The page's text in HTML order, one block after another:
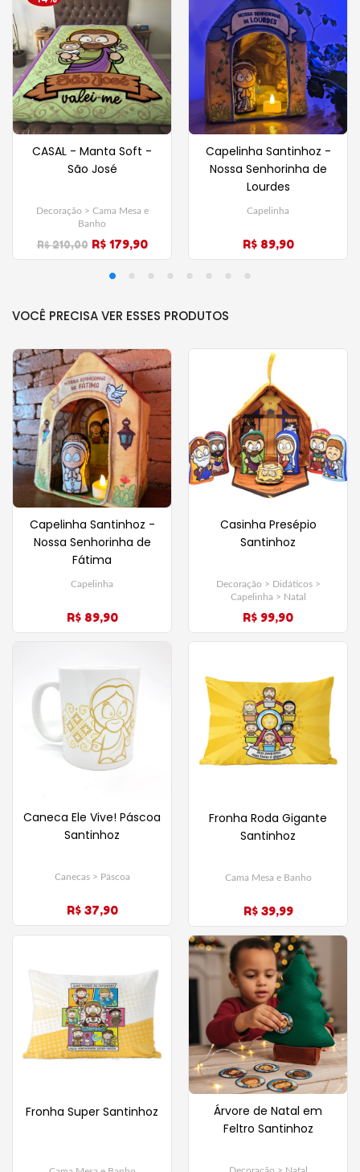
CASAL - Manta Soft -
São José
Decoração > Cama Mesa e
Banho
R$ 210,00 R$ 179,90
Capelinha Santinhoz -
Nossa Senhorinha de
Lourdes
Capelinha
R$ 89,90
VOCÊ PRECISA VER ESSES PRODUTOS
Capelinha Santinhoz -
Nossa Senhorinha de
Fátima
Capelinha
R$ 89,90
Casinha Presépio
Santinhoz
Decoração > Didáticos >
Capelinha > Natal
R$ 99,90
Caneca Ele Vive! Páscoa
Santinhoz
Canecas > Páscoa
R$ 37,90
Fronha Roda Gigante
Santinhoz
Cama Mesa e Banho
R$ 39,99
Fronha Super Santinhoz
Árvore de Natal em
Feltro Santinhoz